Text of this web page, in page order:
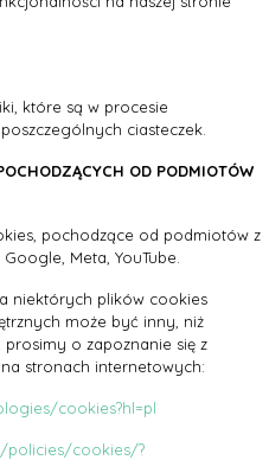
które są w procesie
ciasteczek.
OD PODMIOTÓW
pochodzące od podmiotów z
Meta, YouTube.
niektórych plików cookies
może być inny, niż
o zapoznanie się z
stronach internetowych:
cookies?hl=pl
policies/cookies/?